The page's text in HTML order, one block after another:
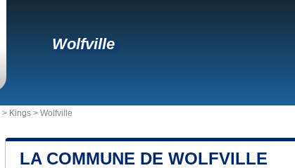
Wolfville
> Kings > Wolfville
LA COMMUNE DE WOLFVILLE